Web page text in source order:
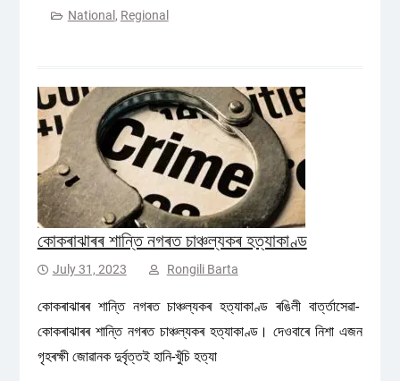
National , Regional
কোকৰাঝাৰৰ শান্তি নগৰত চাঞ্চল্যকৰ হত্যাকাণ্ড
July 31, 2023 Rongili Barta
কোকৰাঝাৰৰ শান্তি নগৰত চাঞ্চল্যকৰ হত্যাকাণ্ড ৰঙিলী বাৰ্ত্তাসেৱা-
কোকৰাঝাৰৰ শান্তি নগৰত চাঞ্চল্যকৰ হত্যাকাণ্ড। দেওবাৰে নিশা এজন
গৃহৰক্ষী জোৱানক দুৰ্বৃত্তই হানি-খুঁচি হত্যা